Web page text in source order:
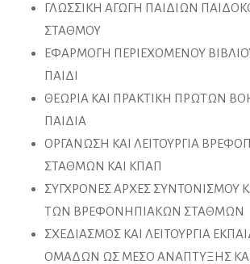
ΓΛΩΣΣΙΚΗ ΑΓΩΓΗ ΠΑΙΔΙΩΝ
ΣΤΑΘΜΟΥ
ΕΦΑΡΜΟΓΗ ΠΕΡΙΕΧΟΜΕΝΟΥ
ΠΑΙΔΙ
ΘΕΩΡΙΑ ΚΑΙ ΠΡΑΚΤΙΚΗ ΠΡΩΤΩΝ
ΠΑΙΔΙΑ
ΟΡΓΑΝΩΣΗ ΚΑΙ ΛΕΙΤΟΥΡΓΙΑ
ΣΤΑΘΜΩΝ ΚΑΙ ΚΠΑΠ
ΣΥΓΧΡΟΝΕΣ ΑΡΧΕΣ ΣΥΝΤΟΝΙΣΜΟΥ
ΤΩΝ ΒΡΕΦΟΝΗΠΙΑΚΩΝ ΣΤΑΘΜΩΝ
ΣΧΕΔΙΑΣΜΟΣ ΚΑΙ ΛΕΙΤΟΥΡΓΙΑ
ΟΜΑΔΩΝ ΩΣ ΜΕΣΟ ΑΝΑΠΤΥΞΗΣ ΚΑΙ